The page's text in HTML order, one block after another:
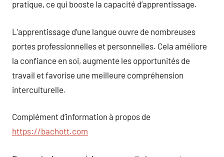
pratique, ce qui booste la capacité d’apprentissage.
L’apprentissage d’une langue ouvre de nombreuses
portes professionnelles et personnelles. Cela améliore
la confiance en soi, augmente les opportunités de
travail et favorise une meilleure compréhension
interculturelle.
Complément d’information à propos de
https://bachott.com